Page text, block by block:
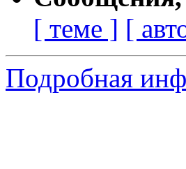
[ теме ] [
Подробная